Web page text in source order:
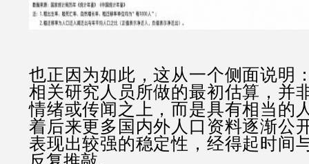
也正因为如此，这从一个侧面说明
相关研究人员所做的最初估算，并
情绪或传闻之上，而是具有相当的
着后来更多国内外人口资料逐渐公
表现出较强的稳定性，经得起时间